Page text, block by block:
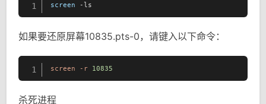
1 screen -ls
如果要还原屏幕10835.pts-0，请键入以下命令：
1 screen -r 10835
杀死进程